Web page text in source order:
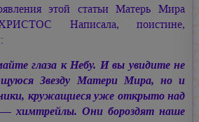
этой статьи Матерь Мира
Написала, поистине,
глаза к Небу. И вы увидите не
Звезду Матери Мира, но и
кружащиеся уже открыто над
химтрейлы. Они бороздят наше